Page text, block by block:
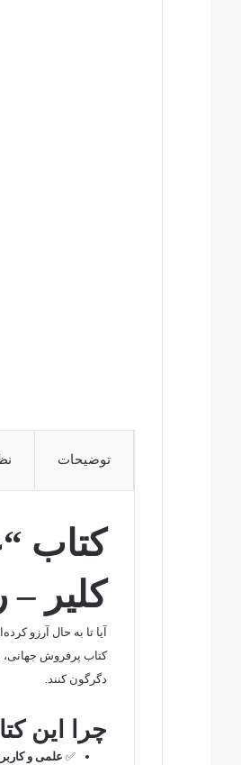
توضیحات
کتاب
کلیر
آیا تا به حال آرزو
کتاب پرفروش
دگرگون کنند.
چرا این
✅ علمی و